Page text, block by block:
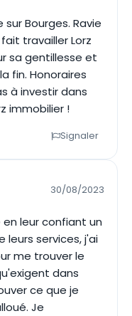
Bourges. Ravie
travailler Lorz
sa gentillesse et
fin. Honoraires
à investir dans
immobilier !
Signaler
30/08/2023
leur confiant un
leurs services, j'ai
me trouver le
dans
ce que je
Je